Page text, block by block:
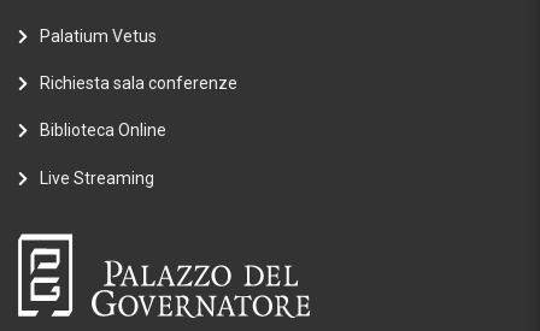
Palatium Vetus
Richiesta sala conferenze
Biblioteca Online
Live Streaming